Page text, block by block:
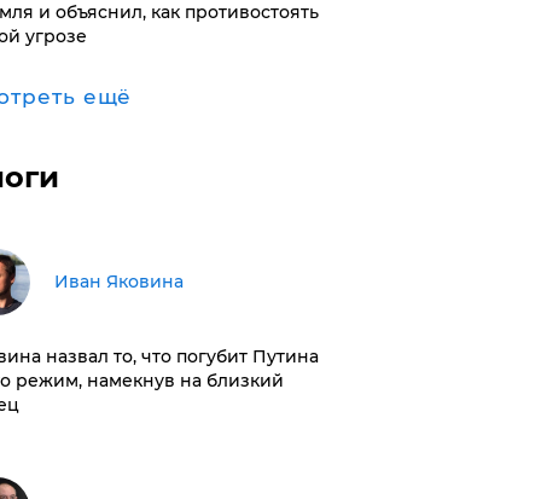
и объяснил, как противостоять
угрозе
ещё
Иван Яковина
назвал то, что погубит Путина
режим, намекнув на близкий